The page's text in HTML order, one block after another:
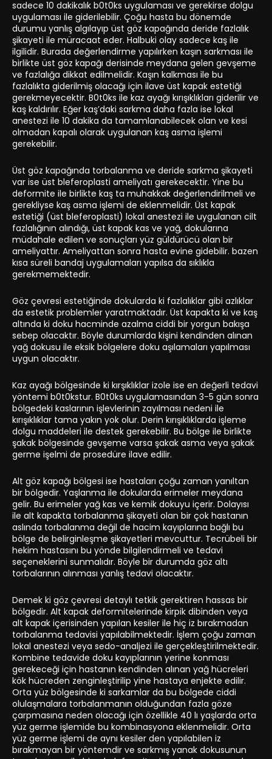
sadece 10 dakikalık b0t0ks uygulaması ve gerekirse dolgu
uygulaması ile giderilebilir. Çoğu hasta bu dönemde
durumu yanlış algılayıp üst göz kapağında deride fazlalık
şikayeti ile müracaat eder. Halbuki olay sadece kaş ile
ilgilidir. Burada değerlendirme yapılırken kaşın sarkması ile
birlikte üst göz kapağı derisinde meydana gelen gevşeme
ve fazlalığa dikkat edilmelidir. Kaşın kalkması ile bu
fazlalıkta giderilmiş olacağı için ilave üst kapak estetiği
gerekmeyecektir. B0t0ks ile kaz ayağı kırışıklıkları giderilir ve
kaş kaldırılır. Eğer kaş’daki sarkma daha fazla ise lokal
anestezi ile 10 dakika da tamamlanabilecek olan ve kesi
olmadan kapalı olarak uygulanan kaş asma işlemi
gerekebilir.
Üst göz kapağında torbalanma ve deride sarkma şikayeti
var ise üst bleferoplasti ameliyatı gerekecektir. Yine bu
deformite ile birlikte kaş ta muhakkak değerlendirilmeli ve
gerekliyse kaş asma işlemi de eklenmelidir. Üst kapak
estetiği (üst bleferoplasti) lokal anestezi ile uygulanan cilt
fazlalığının alındığı, üst kapak kas ve yağ, dokularına
müdahale edilen ve sonuçları yüz güldürücü olan bir
ameliyattır. Ameliyattan sonra hasta evine gidebilir. bazen
kısa süreli bandaj uygulamaları yapılsa da sıklıkla
gerekmemektedir.
Göz çevresi estetiğinde dokularda ki fazlalıklar gibi azlıklar
da estetik problemler yaratmaktadır. Üst kapakta ki ve kaş
altında ki doku hacminde azalma ciddi bir yorgun bakışa
sebep olacaktır. Böyle durumlarda kişini kendinden alınan
yağ dokusu ile eksik bölgelere doku aşılamaları yapılması
uygun olacaktır.
Kaz ayağı bölgesinde ki kırşıklıklar izole ise en değerli tedavi
yöntemi b0t0kstur. B0t0ks uygulamasından 3-5 gün sonra
bölgedeki kaslarının işlevlerinin zayılması nedeni ile
kırışıklıklar tama yakın yok olur. Derin kırışıklıklarda işleme
dolgu maddeleri ile destek gerekebilir. Bu bölge ile birlikte
şakak bölgesinde gevşeme varsa şakak asma veya şakak
germe işelmi de prosedüre ilave edilir.
Alt göz kapağı bölgesi ise hastaları çoğu zaman yanıltan
bir bölgedir. Yaşlanma ile dokularda erimeler meydana
gelir. Bu erimeler yağ kas ve kemik dokuyu içerir. Dolayısı
ile alt kapakta torbalanma şikayeti olan bir çok hastanın
aslında torbalanma değil de hacim kayıplarına bağlı bu
bölge de belirginleşme şikayetleri mevcuttur. Tecrübeli bir
hekim hastasını bu yönde bilgilendirmeli ve tedavi
seçeneklerini sunmalıdır. Böyle bir durumda göz altı
torbalarının alınması yanlış tedavi olacaktır.
Demek ki göz çevresi detaylı tetkik gerektiren hassas bir
bölgedir. Alt kapak deformitelerinde kirpik dibinden veya
alt kapak içerisinden yapılan kesiler ile hiç iz bırakmadan
torbalanma tedavisi yapılabilmektedir. İşlem çoğu zaman
lokal anestezi veya sedo-analjezi ile gerçekleştirilmektedir.
Kombine tedavide doku kayıplarının yerine konması
gerekeceği için hastanın kendinden alınan yağ hücreleri
kök hücreden zenginleştirilip yine hastaya enjekte edilir.
Orta yüz bölgesinde ki sarkamlar da bu bölgede ciddi
olulaşmalara torbalanmanın olduğundan fazla göze
çarpmasına neden olacağı için özellikle 40 lı yaşlarda orta
yüz germe işlemide bu kombinasyona eklenmelidir. Orta
yüz germe işlemi de aynı kesiler den yapılabilen iz
bırakmayan bir yöntemdir ve sarkmış yanak dokusunun